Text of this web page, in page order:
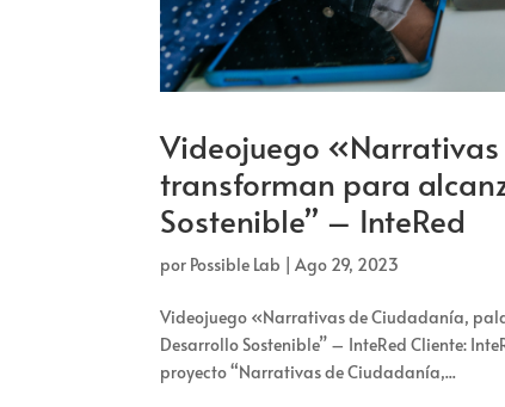
Videojuego
transforman para
Sostenible” – InteRed
por Possible Lab |Ago 29, 2023
Videojuego «Narrativas de Ciudadanía,
Desarrollo Sostenible” – InteRed Cliente:
proyecto “Narrativas de Ciudadanía,...